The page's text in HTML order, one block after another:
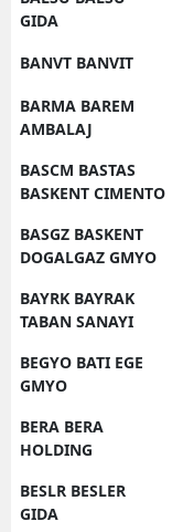
GIDA
BANVT BANVIT
BARMA BAREM
AMBALAJ
BASCM BASTAS
BASKENT CIMENTO
BASGZ BASKENT
DOGALGAZ GMYO
BAYRK BAYRAK
TABAN SANAYI
BEGYO BATI EGE
GMYO
BERA BERA
HOLDING
BESLR BESLER
GIDA